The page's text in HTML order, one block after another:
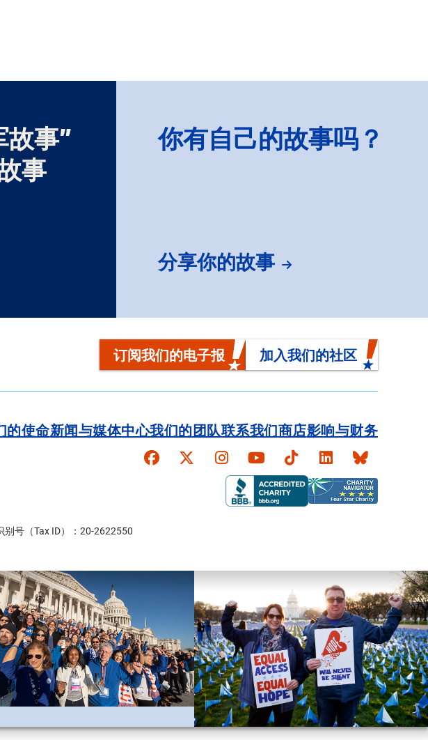
故事”
事
你有自己的故事吗？
分享你的故事
订阅我们的电子报 加入我们的社区
的使命新闻与媒体中心我们的团队联系我们商店影响与财务
Faceboook
X Instagram
YouTubeTikTokLinkedInBluesky
号（Tax ID）：20-2622550